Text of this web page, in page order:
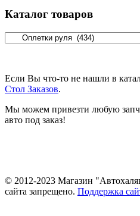
Каталог товаров
Если Вы что-то не нашли в
Стол Заказов.
Мы можем привезти любую
авто под заказ!
© 2012-2023 Магазин
сайта запрещено. Поддержка